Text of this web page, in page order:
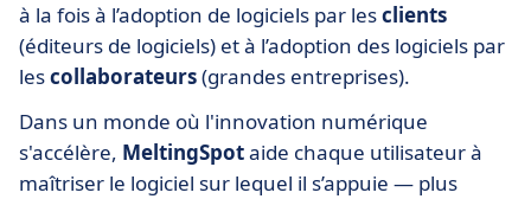
à la fois à l’adoption de logiciels par lesclients
(éditeurs de logiciels) et à l’adoption des logiciels par
lescollaborateurs(grandes entreprises).
Dans un monde où l'innovation numérique
s'accélère, MeltingSpotaide chaque utilisateur à
maîtriser le logiciel sur lequel il s’appuie — plus